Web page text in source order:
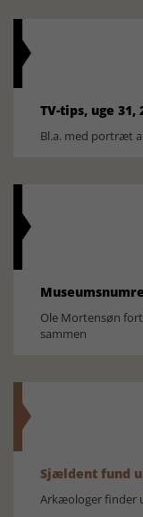
TV-tips, uge 31,
Bl.a. med portræt
Ole Mortensøn
sammen
Sjældent fund
Arkæologer finder